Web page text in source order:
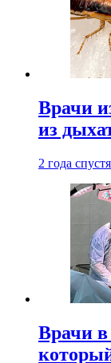
Врачи
из
2 года спустя
Врачи